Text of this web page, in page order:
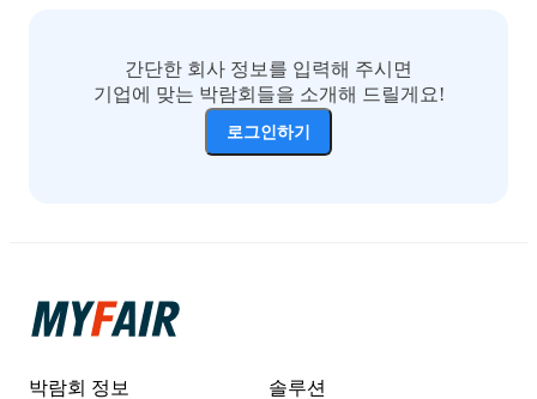
간단한 회사 정보를 입력해 주시면
기업에 맞는 박람회들을 소개해 드릴게요!
로그인하기
박람회 정보 솔루션